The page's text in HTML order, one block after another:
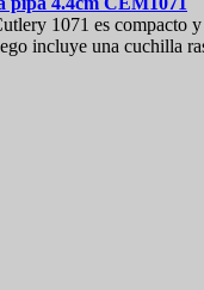
1071 es compacto
incluye una cuchilla